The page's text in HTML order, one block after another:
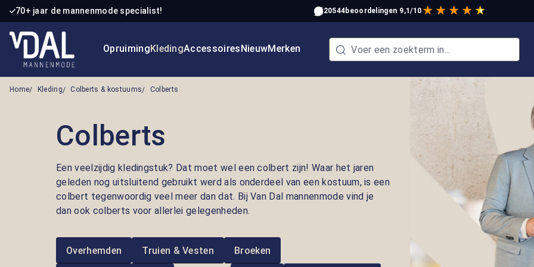
de hoofdinhoud
Ga naar de zoekopdracht
Ga naar de hoofdnavigatie
70+ jaar de mannenmode specialist! 20544beoordelingen 9,1/10
OpruimingKledingAccessoiresNieuwMerken
Home Kleding Colberts & kostuums Colberts
Colberts
Een veelzijdig kledingstuk? Dat moet wel een colbert zijn! Waar het jaren
geleden nog uitsluitend gebruikt werd als onderdeel van een kostuum, is een
colbert tegenwoordig veel meer dan dat. Bij Van Dal mannenmode vind je
dan ook colberts voor allerlei gelegenheden.
Overhemden Truien & Vesten Broeken